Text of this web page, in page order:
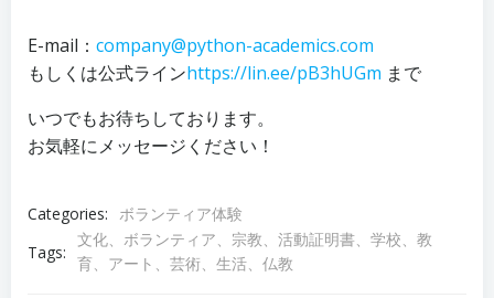
E-mail： company@python-academics.com
もしくは公式ラインhttps://lin.ee/pB3hUGm まで
いつでもお待ちしております。
お気軽にメッセージください！
Categories:
ボランティア体験
Tags:
文化、ボランティア、宗教、活動証明書、学校、教
育、アート、芸術、生活、仏教